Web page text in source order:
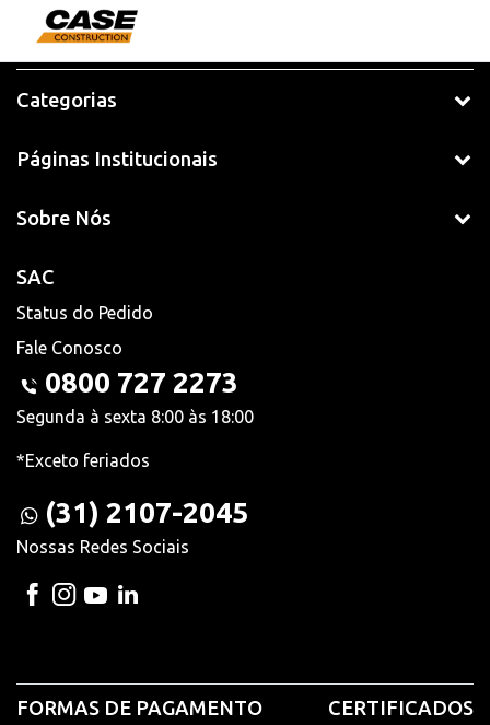
Categorias
Páginas Institucionais
Sobre Nós
SAC
Status do Pedido
Fale Conosco
0800 727 2273
Segunda à sexta 8:00 às 18:00
*Exceto feriados
(31) 2107-2045
Nossas Redes Sociais
FORMAS DE PAGAMENTO CERTIFICADOS